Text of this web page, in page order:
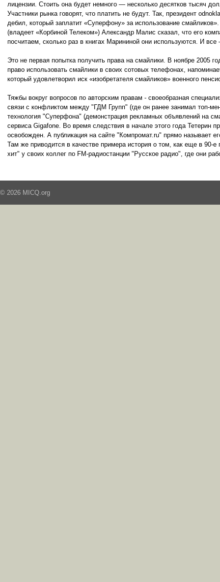
лицензии. Стоить она будет немного — несколько десятков тысяч
Участники рынка говорят, что платить не будут. Так, президент
дебил, который заплатит «Суперфону» за использование
(владеет «Корбиной Телеком») Александр Малис сказал, что его
посчитаем, сколько раз в книгах Марининой они используются. И
Это не первая попытка получить права на смайлики. В ноябре 2005
право использовать смайлики в своих сотовых телефонах,
который удовлетворил иск «изобретателя смайликов» военного
Тяжбы вокруг вопросов по авторским правам - своеобразная
связи с конфликтом между "ГДМ Групп" (где он ранее занимал топ-
технология "Суперфона" (демонстрация рекламных объявлений на
сервиса Gigafone. Во время следствия в начале этого года
освобожден. А публикация на сайте "Компромат.ru" прямо называет
Там же приводится в качестве примера история о том, как еще в
хит" у своих коллег по FM-радиостанции "Русское радио", где они
© 2026 MICQ.org